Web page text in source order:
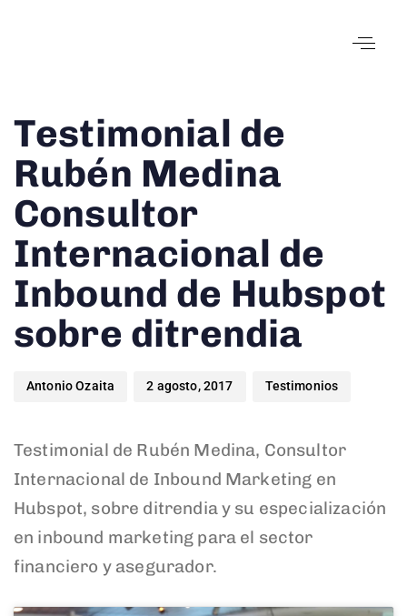
Testimonial de
Rubén Medina
Consultor
Internacional de
Inbound de Hubspot
sobre ditrendia
Antonio Ozaita
on:
2 agosto, 2017
in:
Testimonios
Testimonial de Rubén Medina, Consultor
Internacional de Inbound Marketing en
Hubspot, sobre ditrendia y su especialización
en inbound marketing para el sector
financiero y asegurador.